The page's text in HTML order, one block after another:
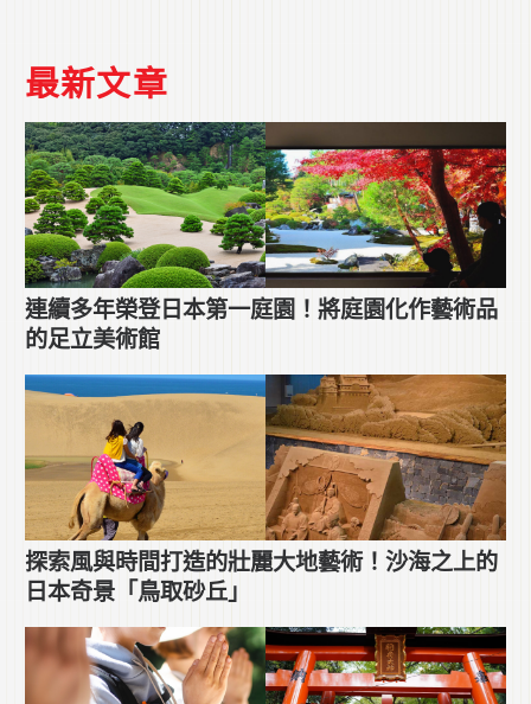
最新文章
連續多年榮登日本第一庭園！將庭園化作藝術品
的足立美術館
探索風與時間打造的壯麗大地藝術！沙海之上的
日本奇景「鳥取砂丘」